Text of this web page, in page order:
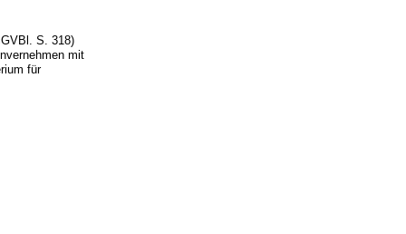
S. 318)
mit
für